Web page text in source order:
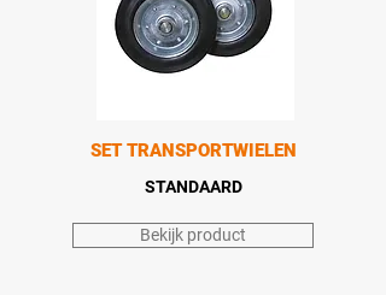
SET TRANSPORTWIELEN
STANDAARD
Bekijk product